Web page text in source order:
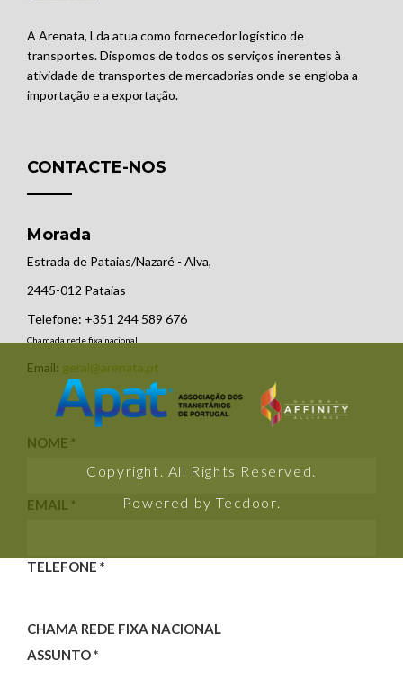
A Arenata, Lda atua como fornecedor logístico de
transportes. Dispomos de todos os serviços inerentes à
atividade de transportes de mercadorias onde se engloba a
importação e a exportação.
CONTACTE-NOS
Morada
Estrada de Pataias/Nazaré - Alva,
2445-012 Pataias
Telefone: +351 244 589 676
Chamada rede fixa nacional
Email: geral@arenata.pt
NOME *
EMAIL *
TELEFONE *
CHAMA REDE FIXA NACIONAL
ASSUNTO *
Copyright. All Rights Reserved.
Powered byTecdoor.